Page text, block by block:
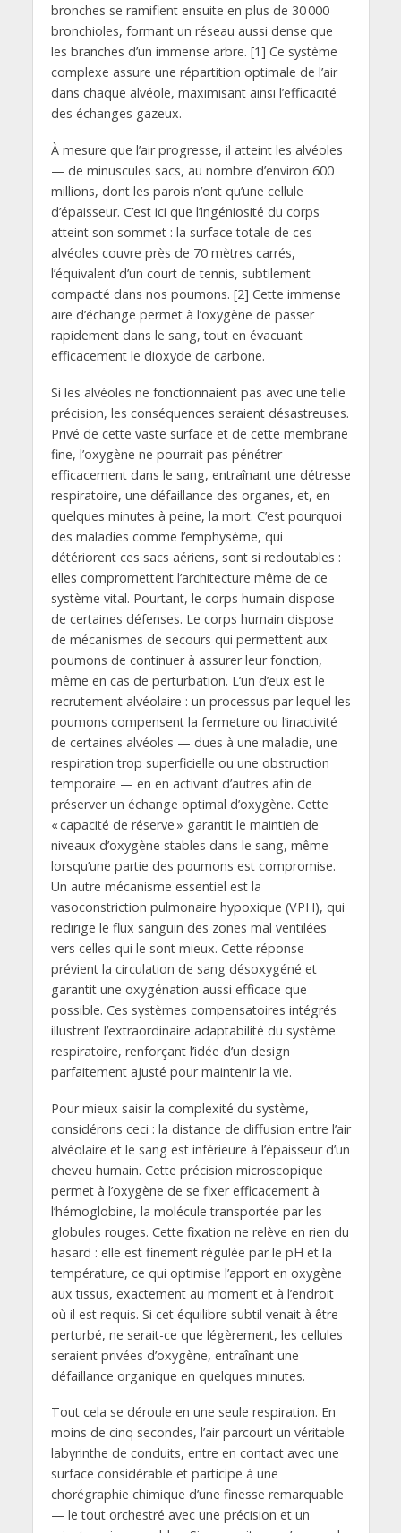
bronches se ramifient ensuite en plus de 30 000
bronchioles, formant un réseau aussi dense que
les branches d’un immense arbre. [1] Ce système
complexe assure une répartition optimale de l’air
dans chaque alvéole, maximisant ainsi l’efficacité
des échanges gazeux.
À mesure que l’air progresse, il atteint les alvéoles
— de minuscules sacs, au nombre d’environ 600
millions, dont les parois n’ont qu’une cellule
d’épaisseur. C’est ici que l’ingéniosité du corps
atteint son sommet : la surface totale de ces
alvéoles couvre près de 70 mètres carrés,
l’équivalent d’un court de tennis, subtilement
compacté dans nos poumons. [2] Cette immense
aire d’échange permet à l’oxygène de passer
rapidement dans le sang, tout en évacuant
efficacement le dioxyde de carbone.
Si les alvéoles ne fonctionnaient pas avec une telle
précision, les conséquences seraient désastreuses.
Privé de cette vaste surface et de cette membrane
fine, l’oxygène ne pourrait pas pénétrer
efficacement dans le sang, entraînant une détresse
respiratoire, une défaillance des organes, et, en
quelques minutes à peine, la mort. C’est pourquoi
des maladies comme l’emphysème, qui
détériorent ces sacs aériens, sont si redoutables :
elles compromettent l’architecture même de ce
système vital. Pourtant, le corps humain dispose
de certaines défenses. Le corps humain dispose
de mécanismes de secours qui permettent aux
poumons de continuer à assurer leur fonction,
même en cas de perturbation. L’un d’eux est le
recrutement alvéolaire : un processus par lequel les
poumons compensent la fermeture ou l’inactivité
de certaines alvéoles — dues à une maladie, une
respiration trop superficielle ou une obstruction
temporaire — en en activant d’autres afin de
préserver un échange optimal d’oxygène. Cette
« capacité de réserve » garantit le maintien de
niveaux d’oxygène stables dans le sang, même
lorsqu’une partie des poumons est compromise.
Un autre mécanisme essentiel est la
vasoconstriction pulmonaire hypoxique (VPH), qui
redirige le flux sanguin des zones mal ventilées
vers celles qui le sont mieux. Cette réponse
prévient la circulation de sang désoxygéné et
garantit une oxygénation aussi efficace que
possible. Ces systèmes compensatoires intégrés
illustrent l’extraordinaire adaptabilité du système
respiratoire, renforçant l’idée d’un design
parfaitement ajusté pour maintenir la vie.
Pour mieux saisir la complexité du système,
considérons ceci : la distance de diffusion entre l’air
alvéolaire et le sang est inférieure à l’épaisseur d’un
cheveu humain. Cette précision microscopique
permet à l’oxygène de se fixer efficacement à
l’hémoglobine, la molécule transportée par les
globules rouges. Cette fixation ne relève en rien du
hasard : elle est finement régulée par le pH et la
température, ce qui optimise l’apport en oxygène
aux tissus, exactement au moment et à l’endroit
où il est requis. Si cet équilibre subtil venait à être
perturbé, ne serait-ce que légèrement, les cellules
seraient privées d’oxygène, entraînant une
défaillance organique en quelques minutes.
Tout cela se déroule en une seule respiration. En
moins de cinq secondes, l’air parcourt un véritable
labyrinthe de conduits, entre en contact avec une
surface considérable et participe à une
chorégraphie chimique d’une finesse remarquable
— le tout orchestré avec une précision et un